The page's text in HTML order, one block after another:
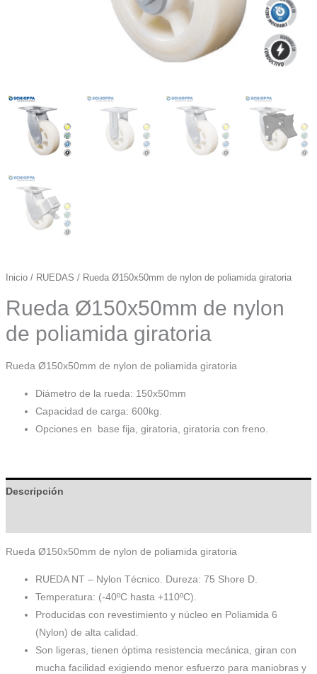
Inicio/ RUEDAS / Rueda Ø150x50mm de nylon de poliamida giratoria
Rueda Ø150x50mm de nylon
de poliamida giratoria
Rueda Ø150x50mm de nylon de poliamida giratoria
Diámetro de la rueda: 150x50mm
Capacidad de carga: 600kg.
Opciones en base fija, giratoria, giratoria con freno.
Descripción
Rueda Ø150x50mm de nylon de poliamida giratoria
RUEDA NT – Nylon Técnico. Dureza: 75 Shore D.
Temperatura: (-40ºC hasta +110ºC).
Producidas con revestimiento y núcleo en Poliamida 6
(Nylon) de alta calidad.
Son ligeras, tienen óptima resistencia mecánica, giran con
mucha facilidad exigiendo menor esfuerzo para maniobras y